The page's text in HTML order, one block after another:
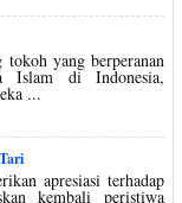
yang berperanan
Islam di Indonesia,
...
apresiasi terhadap
kembali peristiwa